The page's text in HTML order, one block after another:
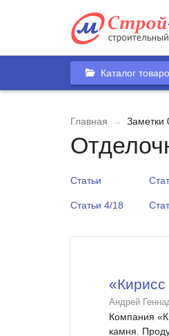
Каталог
Главная → Заметки
Статьи
Статьи 4/18
Андрей
Компания
камня.